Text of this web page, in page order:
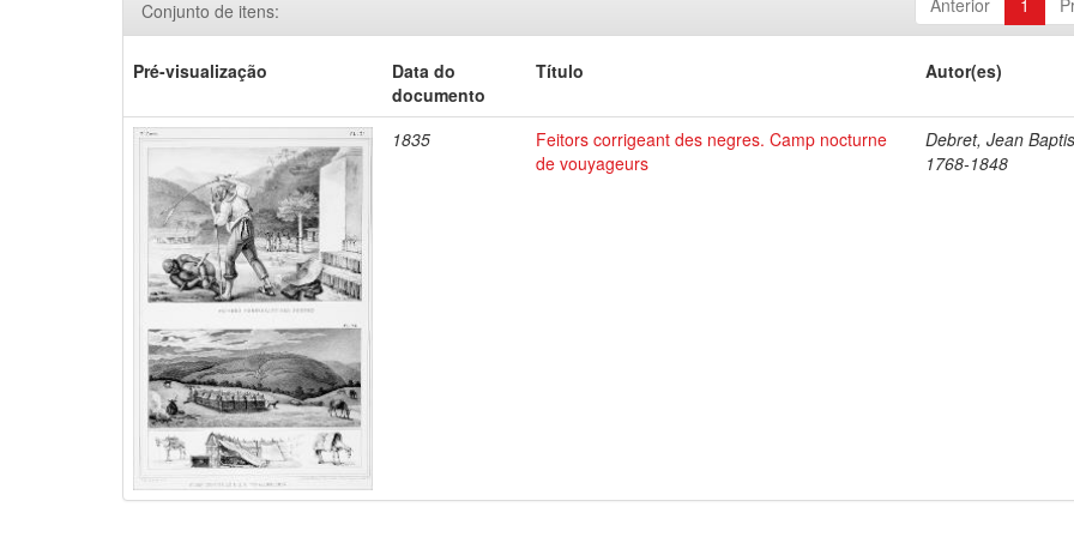
Anterior 1
Conjunto de itens:
Pré-visualização
Data do
documento
Título Autor(es)
1835
Feitors corrigeant des negres. Camp nocturne
de vouyageurs
Debret, Jean
1768-1848